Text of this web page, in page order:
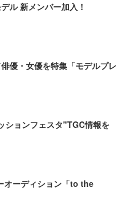
ル 新メンバー加入！
優・女優を特集「モデルプレ
ションフェスタ"TGC情報を
ーディション「to the